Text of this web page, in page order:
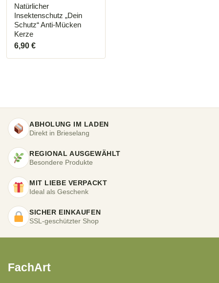
Natürlicher
Insektenschutz „Dein
Schutz“ Anti-Mücken
Kerze
6,90 €
ABHOLUNG IM LADEN
Direkt in Brieselang
REGIONAL AUSGEWÄHLT
Besondere Produkte
MIT LIEBE VERPACKT
Ideal als Geschenk
SICHER EINKAUFEN
SSL-geschützter Shop
FachArt